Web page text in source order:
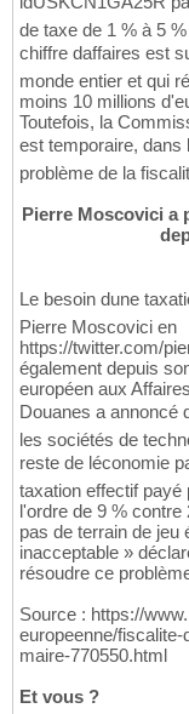
de taxe de 1 % à 5
chiffre daffaires est
monde entier et qui
moins 10 millions
Toutefois, la
est temporaire, dans
problème de la
Pierre Moscovici a
Le besoin dune
Pierre Moscovici en
https://twitter.com/
également depuis
européen aux
Douanes a annoncé
les sociétés de
reste de léconomie
taxation effectif
l'ordre de 9 %
pas de terrain de jeu
inacceptable »
résoudre ce
Source : https://
europeenne/
maire-770550.html
Et vous ?